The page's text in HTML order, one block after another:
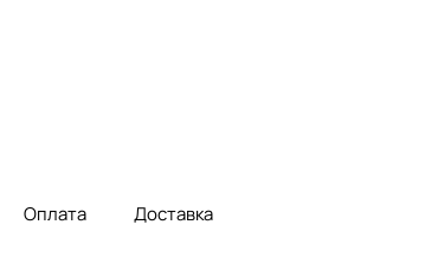
Оплата Доставка